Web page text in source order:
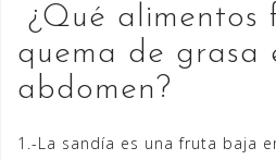
¿Qué alimentos
quema de grasa
abdomen?
1.-La sandía es una fruta baja